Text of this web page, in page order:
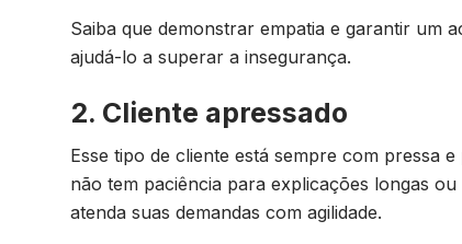
Saiba que demonstrar empatia e garantir um
ajudá-lo a superar a insegurança.
2. Cliente apressado
Esse tipo de cliente está sempre com pressa e
não tem paciência para explicações longas
atenda suas demandas com agilidade.